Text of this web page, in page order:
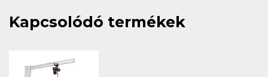
Kapcsolódó termékek